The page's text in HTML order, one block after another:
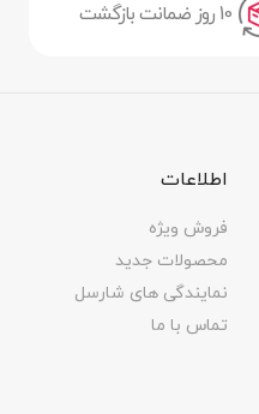
10 روز ضمانت بازگشت
اطلاعات
فروش ویژه
محصولات جدید
نمایندگی های شارسل
تماس با ما